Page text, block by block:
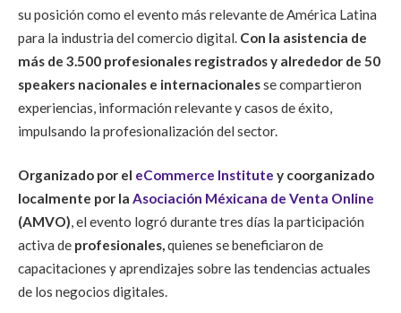
su posición como el evento más relevante de América Latina
para la industria del comercio digital. Con la asistencia de
más de 3.500 profesionales registradosy alrededor de 50
speakers nacionales e internacionalesse compartieron
experiencias, información relevante y casos de éxito,
impulsando la profesionalización del sector.
Organizado por el eCommerce Institute y coorganizado
localmente por la Asociación Méxicana de Venta Online
(AMVO), el evento logró durante tres días la participación
activa de profesionales,quienes se beneficiaron de
capacitaciones y aprendizajes sobre las tendencias actuales
de los negocios digitales.